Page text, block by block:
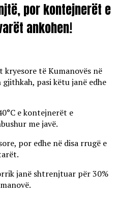
por kontejnerët e
ankohen!
kryesore të Kumanovës në
pasi këtu janë edhe
e kontejnerët e
me javë.
por edhe në disa rrugë e
janë shtrenjtuar për 30%